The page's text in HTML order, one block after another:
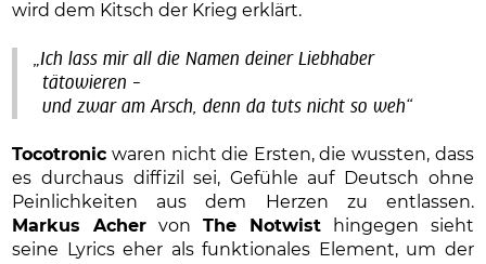
wird dem Kitsch der Krieg erklärt.
„Ich lass mir all die Namen deiner Liebhaber
tätowieren –
und zwar am Arsch, denn da tuts nicht so weh“
Tocotronic waren nicht die Ersten, die wussten, dass
es durchaus diffizil sei, Gefühle auf Deutsch ohne
Peinlichkeiten aus dem Herzen zu entlassen.
Markus Acher von The Notwisthingegen sieht
seine Lyrics eher als funktionales Element, um der